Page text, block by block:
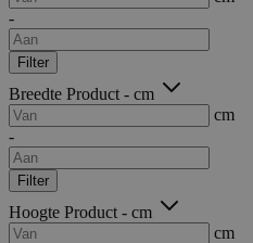
-
Filter
Breedte Product - cm
cm
-
Filter
Hoogte Product - cm
cm